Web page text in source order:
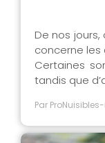
De nos
concerne les
Certaines
tandis que
Par